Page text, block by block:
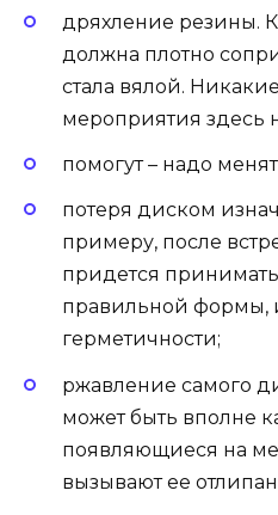
дряхление резины.
должна плотно
стала вялой.
мероприятия здесь
помогут – надо
потеря диском
примеру, после
придется
правильной формы,
герметичности;
ржавление самого
может быть вполне
появляющиеся на
вызывают ее